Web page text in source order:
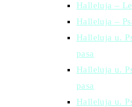
Halleluja –
Halleluja –
Halleluja u.
pasa
Halleluja u.
pasa
Halleluja u.